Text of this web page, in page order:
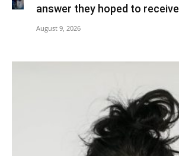
answer they hoped to receive
August 9, 2026